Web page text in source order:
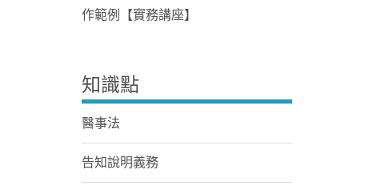
作範例【實務講座】
知識點
醫事法
告知說明義務